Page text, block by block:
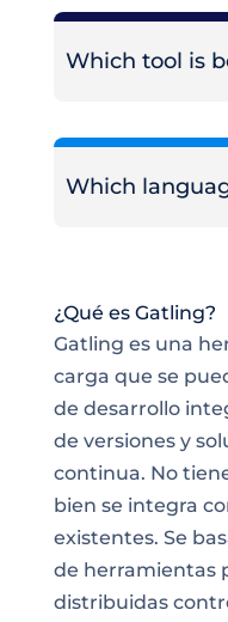
Which tool is
Which
¿Qué es Gatling?
Gatling es una
carga que se
de desarrollo
de versiones y
continua. No
bien se integra
existentes. Se
de herramientas
distribuidas